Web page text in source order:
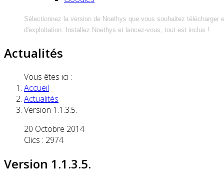
Sélectionnez la version de Noethys que vous souhaitez télécharger
d'exploitation. Installez Noethys et lancez-vous, tout est inclus !
Actualités
Vous êtes ici :
Accueil
Actualités
Version 1.1.3.5.
20 Octobre 2014
Clics : 2974
Version 1.1.3.5.